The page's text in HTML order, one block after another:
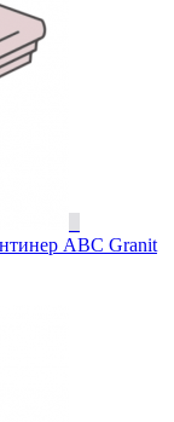
ABC Granit